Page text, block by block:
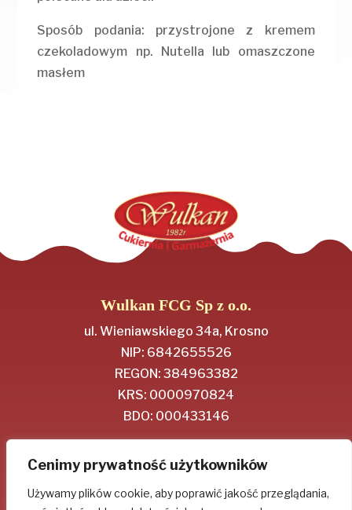
Cenimy prywatność użytkowników
Używamy plików cookie, aby poprawić jakość przeglądania,
Sposób podania: przystrojone z kremem
czekoladowym np. Nutella lub omaszczone
masłem
Wulkan FCG Sp z o.o.
ul. Wieniawskiego 34a, Krosno
NIP: 6842655526
REGON: 384963382
KRS: 0000970824
BDO: 000433146
Regulamin